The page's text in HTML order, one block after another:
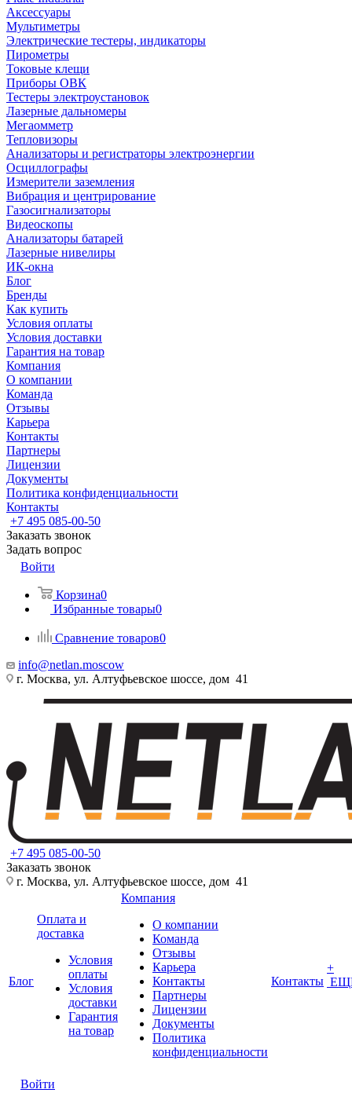
Аксессуары
Мультиметры
Электрические тестеры, индикаторы
Пирометры
Токовые клещи
Приборы ОВК
Тестеры электроустановок
Лазерные дальномеры
Мегаомметр
Тепловизоры
Анализаторы и регистраторы электроэнергии
Осциллографы
Измерители заземления
Вибрация и центрирование
Газосигнализаторы
Видеоскопы
Анализаторы батарей
Лазерные нивелиры
ИК-окна
Блог
Бренды
Как купить
Условия оплаты
Условия доставки
Гарантия на товар
Компания
О компании
Команда
Отзывы
Карьера
Контакты
Партнеры
Лицензии
Документы
Политика конфиденциальности
Контакты
+7 495 085-00-50
Заказать звонок
Задать вопрос
Войти
Корзина0
Избранные товары0
Сравнение товаров0
info@netlan.moscow
г. Москва, ул. Алтуфьевское шоссе, дом 41
+7 495 085-00-50
Заказать звонок
г. Москва, ул. Алтуфьевское шоссе, дом 41
Блог
Оплата и
доставка
Условия
оплаты
Условия
доставки
Гарантия
на товар
Компания
О компании
Команда
Отзывы
Карьера
Контакты
Партнеры
Лицензии
Документы
Политика
конфиденциальности
Контакты
+
Войти